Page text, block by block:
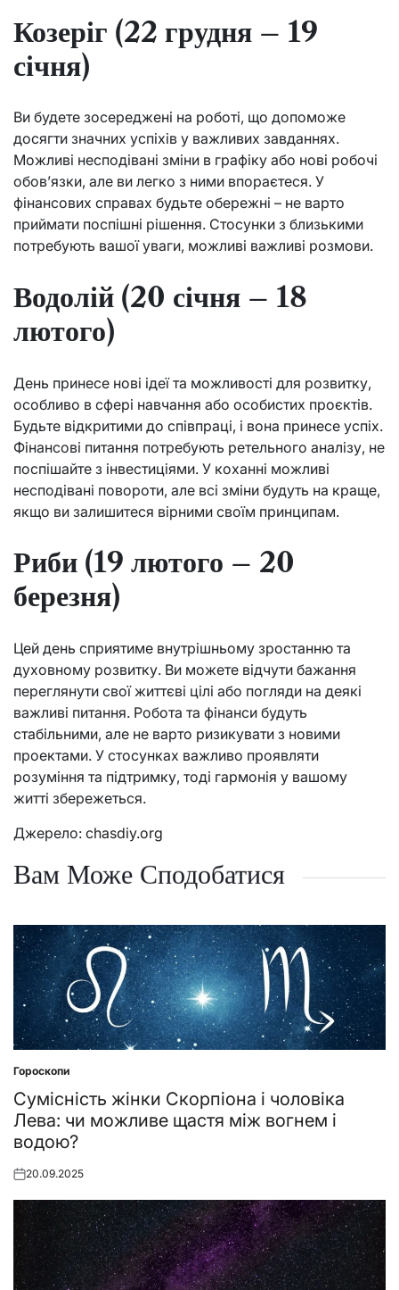
Козеріг (22 грудня – 19
січня)
Ви будете зосереджені на роботі, що допоможе
досягти значних успіхів у важливих завданнях.
Можливі несподівані зміни в графіку або нові робочі
обов’язки, але ви легко з ними впораєтеся. У
фінансових справах будьте обережні – не варто
приймати поспішні рішення. Стосунки з близькими
потребують вашої уваги, можливі важливі розмови.
Водолій (20 січня – 18
лютого)
День принесе нові ідеї та можливості для розвитку,
особливо в сфері навчання або особистих проєктів.
Будьте відкритими до співпраці, і вона принесе успіх.
Фінансові питання потребують ретельного аналізу, не
поспішайте з інвестиціями. У коханні можливі
несподівані повороти, але всі зміни будуть на краще,
якщо ви залишитеся вірними своїм принципам.
Риби (19 лютого – 20
березня)
Цей день сприятиме внутрішньому зростанню та
духовному розвитку. Ви можете відчути бажання
переглянути свої життєві цілі або погляди на деякі
важливі питання. Робота та фінанси будуть
стабільними, але не варто ризикувати з новими
проектами. У стосунках важливо проявляти
розуміння та підтримку, тоді гармонія у вашому
житті збережеться.
Джерело: chasdiy.org
Вам Може Сподобатися
Posted
in
Гороскопи
Сумісність жінки Скорпіона і чоловіка
Лева: чи можливе щастя між вогнем і
водою?
Posted
20.09.2025